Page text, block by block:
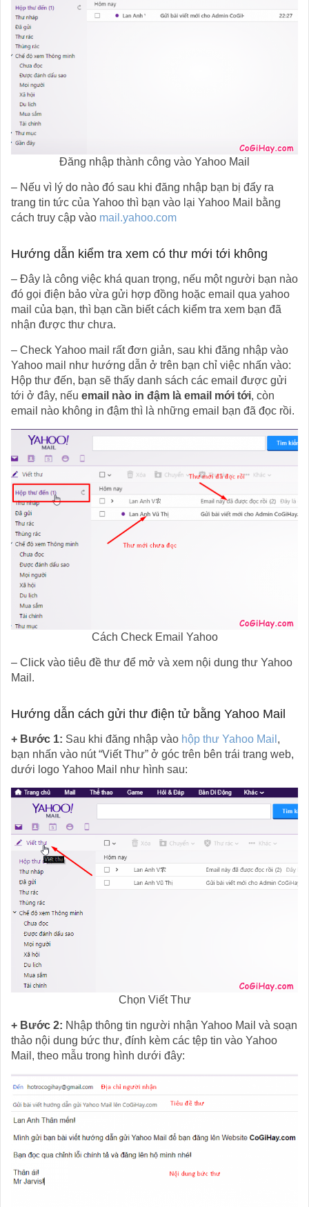
Đăng nhập thành công vào Yahoo Mail
– Nếu vì lý do nào đó sau khi đăng nhập bạn bị đẩy ra
trang tin tức của Yahoo thì bạn vào lại Yahoo Mail bằng
cách truy cập vào mail.yahoo.com
Hướng dẫn kiểm tra xem có thư mới tới không
– Đây là công việc khá quan trọng, nếu một người bạn nào
đó gọi điện bảo vừa gửi hợp đồng hoặc email qua yahoo
mail của bạn, thì bạn cần biết cách kiểm tra xem bạn đã
nhận được thư chưa.
– Check Yahoo mail rất đơn giản, sau khi đăng nhập vào
Yahoo mail như hướng dẫn ở trên bạn chỉ việc nhấn vào:
Hộp thư đến, bạn sẽ thấy danh sách các email được gửi
tới ở đây, nếu email nào in đậm là email mới tới, còn
email nào không in đậm thì là những email bạn đã đọc rồi.
Cách Check Email Yahoo
– Click vào tiêu đề thư để mở và xem nội dung thư Yahoo
Mail.
Hướng dẫn cách gửi thư điện tử bằng Yahoo Mail
+ Bước 1: Sau khi đăng nhập vào hộp thư Yahoo Mail ,
bạn nhấn vào nút “Viết Thư” ở góc trên bên trái trang web,
dưới logo Yahoo Mail như hình sau:
Chọn Viết Thư
+ Bước 2: Nhập thông tin người nhận Yahoo Mail và soạn
thảo nội dung bức thư, đính kèm các tệp tin vào Yahoo
Mail, theo mẫu trong hình dưới đây: